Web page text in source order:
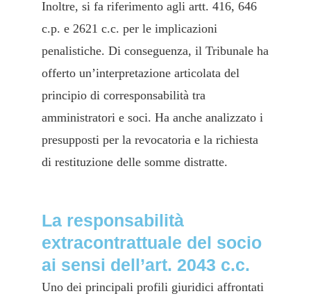
Inoltre, si fa riferimento agli artt. 416, 646
c.p. e 2621 c.c. per le implicazioni
penalistiche. Di conseguenza, il Tribunale ha
offerto un’interpretazione articolata del
principio di corresponsabilità tra
amministratori e soci. Ha anche analizzato i
presupposti per la revocatoria e la richiesta
di restituzione delle somme distratte.
La responsabilità
extracontrattuale del socio
ai sensi dell’art. 2043 c.c.
Uno dei principali profili giuridici affrontati